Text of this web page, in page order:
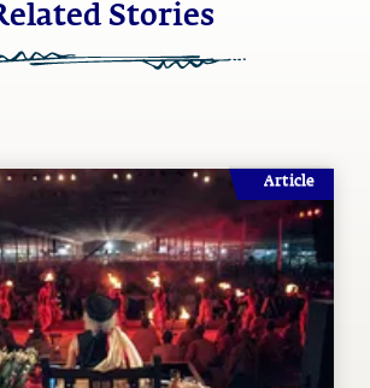
Stories
Article